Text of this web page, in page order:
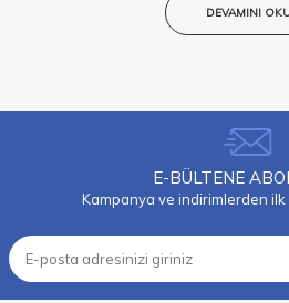
DEVAMINI
E-BÜLTENE
Kampanya ve indirimlerden